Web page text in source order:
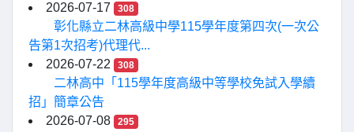
2026-07-17
308
彰化縣立二林高級中學115學年度第四次(一次公
告第1次招考)代理代...
2026-07-22
308
二林高中「115學年度高級中等學校免試入學續
招」簡章公告
2026-07-08
295